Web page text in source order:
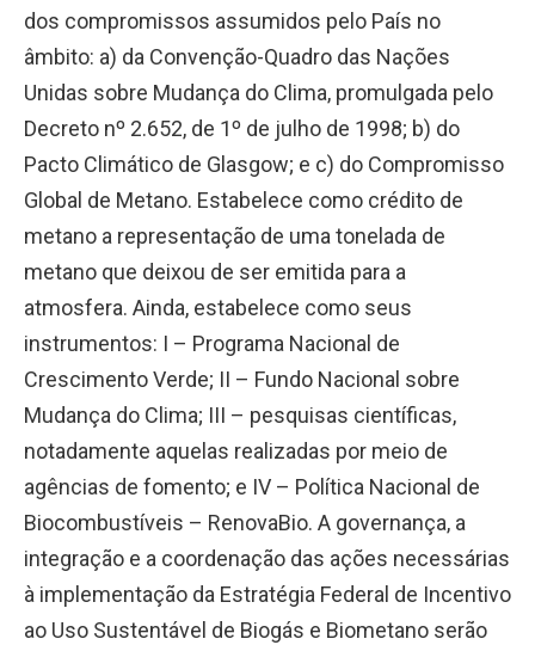
dos compromissos assumidos pelo País no
âmbito: a) da Convenção-Quadro das Nações
Unidas sobre Mudança do Clima, promulgada pelo
Decreto nº 2.652, de 1º de julho de 1998; b) do
Pacto Climático de Glasgow; e c) do Compromisso
Global de Metano. Estabelece como crédito de
metano a representação de uma tonelada de
metano que deixou de ser emitida para a
atmosfera. Ainda, estabelece como seus
instrumentos: I – Programa Nacional de
Crescimento Verde; II – Fundo Nacional sobre
Mudança do Clima; III – pesquisas científicas,
notadamente aquelas realizadas por meio de
agências de fomento; e IV – Política Nacional de
Biocombustíveis – RenovaBio. A governança, a
integração e a coordenação das ações necessárias
à implementação da Estratégia Federal de Incentivo
ao Uso Sustentável de Biogás e Biometano serão